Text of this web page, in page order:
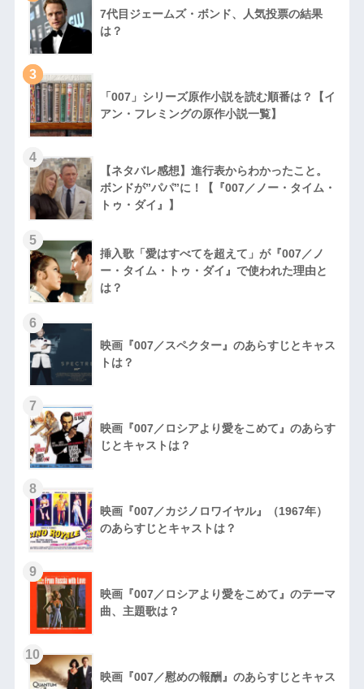
7代目ジェームズ・ボンド、人気投票の結果
は？
3
「007」シリーズ原作小説を読む順番は？【イ
アン・フレミングの原作小説一覧】
4
【ネタバレ感想】進行表からわかったこと。
ボンドが”パパ”に！【『007／ノー・タイム・
トゥ・ダイ』】
5
挿入歌「愛はすべてを超えて」が『007／ノ
ー・タイム・トゥ・ダイ』で使われた理由と
は？
6
映画『007／スペクター』のあらすじとキャス
トは？
7
映画『007／ロシアより愛をこめて』のあらす
じとキャストは？
8
映画『007／カジノロワイヤル』（1967年）
のあらすじとキャストは？
9
映画『007／ロシアより愛をこめて』のテーマ
曲、主題歌は？
10
映画『007／慰めの報酬』のあらすじとキャス